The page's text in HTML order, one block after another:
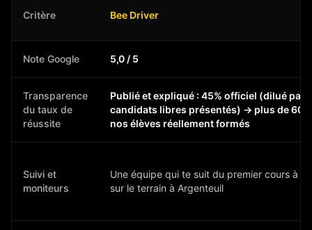
Critère Bee Driver
Note Google 5,0 / 5
Transparence
du taux de
réussite
Publié et expliqué : 45% officiel (dilué par
candidats libres présentés) → plus de
nos élèves réellement formés
Suivi et
moniteurs
Une équipe qui te suit du premier cours à
sur le terrain à Argenteuil